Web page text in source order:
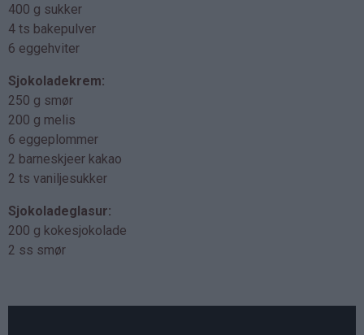
400 g sukker
4 ts bakepulver
6 eggehviter
Sjokoladekrem:
250 g smør
200 g melis
6 eggeplommer
2 barneskjeer kakao
2 ts vaniljesukker
Sjokoladeglasur:
200 g kokesjokolade
2 ss smør